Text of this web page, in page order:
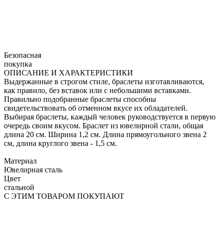
Безопасная
покупка
ОПИСАНИЕ И ХАРАКТЕРИСТИКИ
Выдержанные в строгом стиле, браслеты изготавливаются,
как правило, без вставок или с небольшими вставками.
Правильно подобранные браслеты способны
свидетельствовать об отменном вкусе их обладателей.
Выбирая браслеты, каждый человек руководствуется в первую
очередь своим вкусом. Браслет из ювелирной стали, общая
длина 20 см. Ширина 1,2 см. Длина прямоугольного звена 2
см, длина круглого звена - 1,5 см.
Материал
Ювелирная сталь
Цвет
стальной
С ЭТИМ ТОВАРОМ ПОКУПАЮТ